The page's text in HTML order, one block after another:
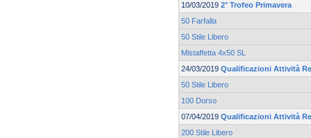
10/03/2019 2° Trofeo Primavera
50 Farfalla
50 Stile Libero
Mistaffetta 4x50 SL
24/03/2019 Qualificazioni Attività
50 Stile Libero
100 Dorso
07/04/2019 Qualificazioni Attività
200 Stile Libero